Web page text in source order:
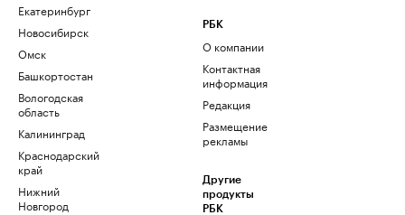
Екатеринбург
Новосибирск
Омск
Башкортостан
Вологодская
область
Калининград
Краснодарский
край
Нижний
Новгород
РБК
О компании
Контактная
информация
Редакция
Размещение
рекламы
Другие
продукты
РБК